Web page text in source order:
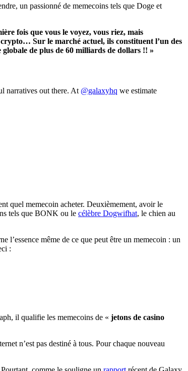
un passionné de memecoins tels que Doge et
fois que vous le voyez, vous riez, mais
Sur le marché actuel, ils constituent l’un des
de plus de 60 milliards de dollars !! »
narratives out there. At @galaxyhq we estimate
quel memecoin acheter. Deuxièmement, avoir le
tels que BONK ou le célèbre Dogwifhat, le chien au
l’essence même de ce que peut être un memecoin : un
:
il qualifie les memecoins de « jetons de casino
n’est pas destiné à tous. Pour chaque nouveau